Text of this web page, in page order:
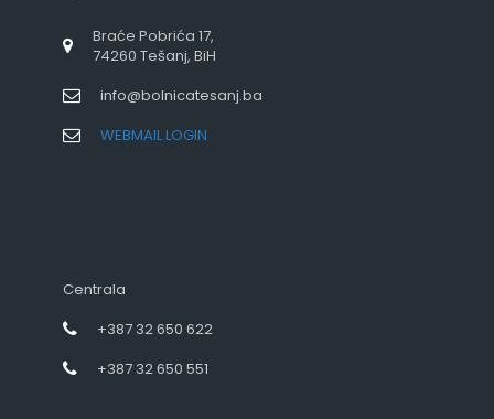
Braće Pobrića 17,
74260 Tešanj, BiH
info@bolnicatesanj.ba
WEBMAIL LOGIN
Centrala
+387 32 650 622
+387 32 650 551